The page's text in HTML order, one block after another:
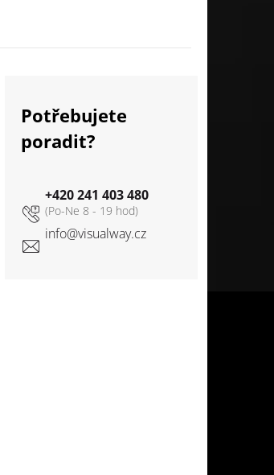
Potřebujete
poradit?
info@visualway.cz
+420 241 403 480